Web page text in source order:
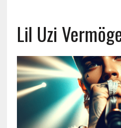
Lil Uzi